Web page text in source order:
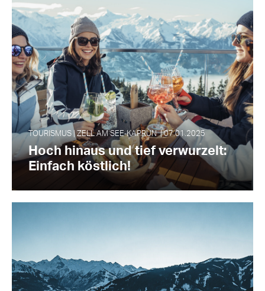
TOURISMUS | ZELL AM SEE‑KAPRUN | 07.01.2025
Hoch hinaus und tief verwurzelt:
Einfach köstlich!